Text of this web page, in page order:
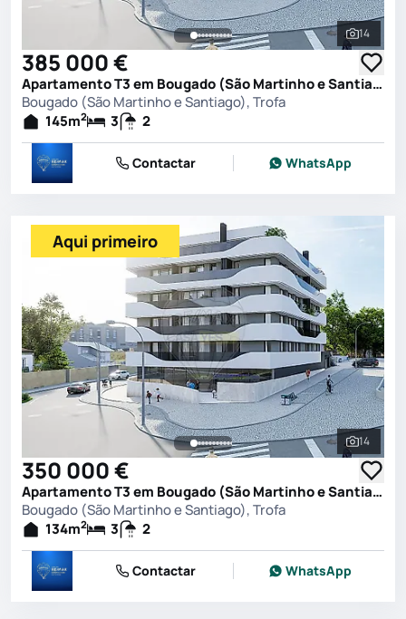
Ver
14
385 000 €
Apartamento T3 em Bougado (São Martinho e Santiago), Trofa
Bougado (São Martinho e Santiago), Trofa
145m2 3 2
Contactar WhatsApp
Ver
14
Aqui primeiro
350 000 €
Apartamento T3 em Bougado (São Martinho e Santiago), Trofa
Bougado (São Martinho e Santiago), Trofa
134m2 3 2
Contactar WhatsApp